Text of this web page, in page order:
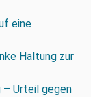
eine
Haltung zur
Urteil gegen